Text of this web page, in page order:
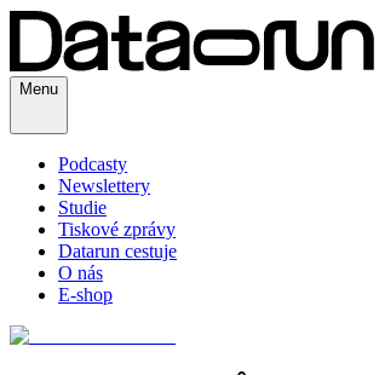
Menu
Podcasty
Newslettery
Studie
Tiskové zprávy
Datarun cestuje
O nás
E-shop